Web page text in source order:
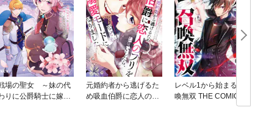
場の聖女 ～妹の代
りに公爵騎士に嫁ぐ
元婚約者から逃げるた
め吸血伯爵に恋人のフ
レベル1から始まる召
喚無双 THE COMIC